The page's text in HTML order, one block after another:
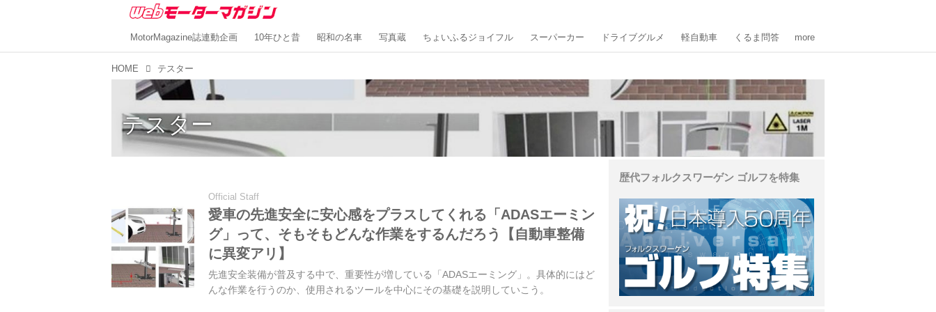
MotorMagazine誌連動企画 10年ひと昔 昭和の名車 写真蔵 ちょいふるジョイフル スーパーカー ドライブグルメ 軽自動車 くるま問答 more
HOME テスター
テスター
Official Staff
愛車の先進安全に安心感をプラスしてくれる「ADASエーミン
グ」って、そもそもどんな作業をするんだろう【自動車整備
に異変アリ】
先進安全装備が普及する中で、重要性が増している「ADASエーミング」。具体的にはど
んな作業を行うのか、使用されるツールを中心にその基礎を説明していこう。
歴代フォルクスワーゲン ゴルフを特集